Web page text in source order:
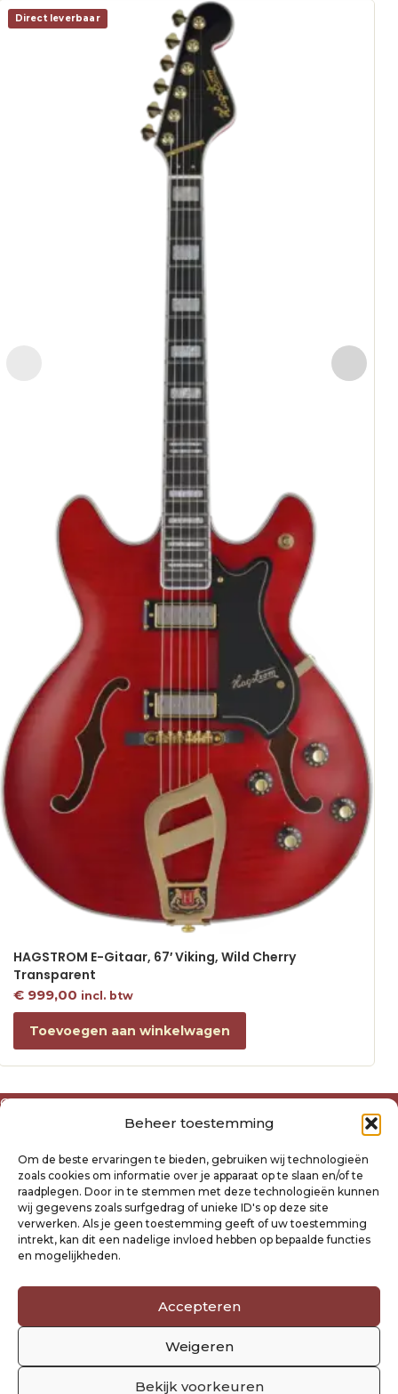
Beheer toestemming
Om de beste ervaringen te bieden, gebruiken wij technologieën
zoals cookies om informatie over je apparaat op te slaan en/of te
raadplegen. Door in te stemmen met deze technologieën kunnen
wij gegevens zoals surfgedrag of unieke ID's op deze site
verwerken. Als je geen toestemming geeft of uw toestemming
intrekt, kan dit een nadelige invloed hebben op bepaalde functies
en mogelijkheden.
Accepteren
Weigeren
Bekijk voorkeuren
Direct leverbaar
HAGSTROM E-Gitaar, 67′ Viking, Wild Cherry
Transparent
€999,00 incl. btw
Toevoegen aan winkelwagen
Over ons
Algemene voorwaarden
Privacyverklaring Raysland
Cookiebeleid
Mijn account
Klantenservice
Verzending- en retourbeleid
Volg ons